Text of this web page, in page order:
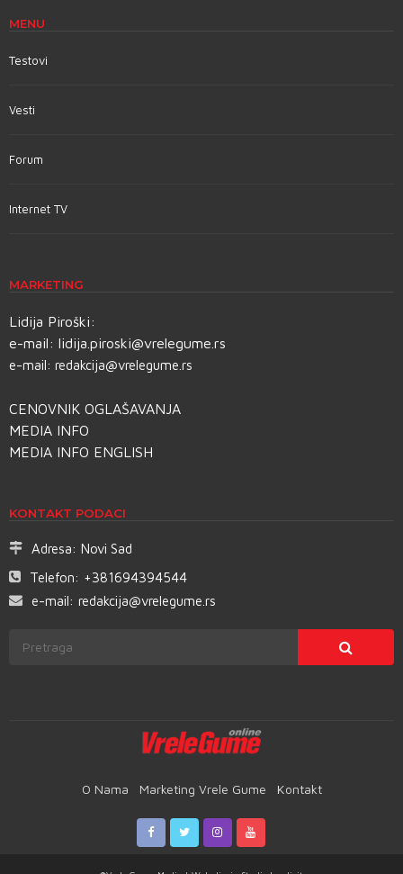
MENU
Testovi
Vesti
Forum
Internet TV
MARKETING
Lidija Piroški:
e-mail: lidija.piroski@vrelegume.rs
e-mail: redakcija@vrelegume.rs
CENOVNIK OGLAŠAVANJA
MEDIA INFO
MEDIA INFO ENGLISH
KONTAKT PODACI
Adresa: Novi Sad
Telefon: +381694394544
e-mail: redakcija@vrelegume.rs
O Nama Marketing Vrele Gume Kontakt